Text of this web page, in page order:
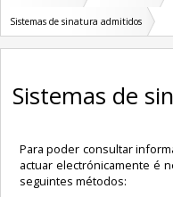
Sistemas de sinatura admitidos
Sistemas de
Para poder consultar
actuar electrónicamente é
seguintes métodos: